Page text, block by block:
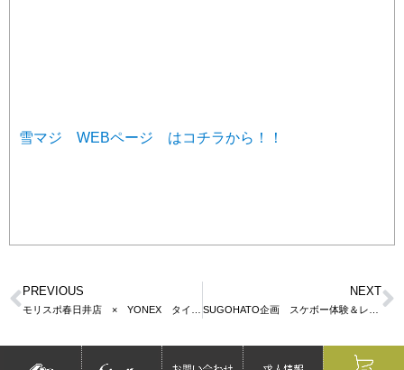
雪マジ WEBページ はコチラから！！
PREVIOUS NEXT